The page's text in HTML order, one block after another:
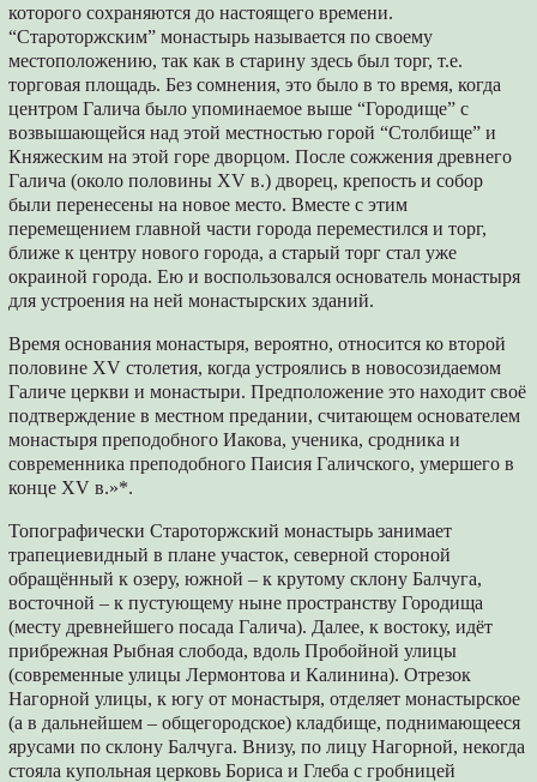
которого сохраняются до настоящего времени.
“Староторжским” монастырь называется по своему
местоположению, так как в старину здесь был торг, т.е.
торговая площадь. Без сомнения, это было в то время, когда
центром Галича было упоминаемое выше “Городище” с
возвышающейся над этой местностью горой “Столбище” и
Княжеским на этой горе дворцом. После сожжения древнего
Галича (около половины XV в.) дворец, крепость и собор
были перенесены на новое место. Вместе с этим
перемещением главной части города переместился и торг,
ближе к центру нового города, а старый торг стал уже
окраиной города. Ею и воспользовался основатель монастыря
для устроения на ней монастырских зданий.
Время основания монастыря, вероятно, относится ко второй
половине XV столетия, когда устроялись в новосозидаемом
Галиче церкви и монастыри. Предположение это находит своё
подтверждение в местном предании, считающем основателем
монастыря преподобного Иакова, ученика, сродника и
современника преподобного Паисия Галичского, умершего в
конце XV в.»*.
Топографически Староторжский монастырь занимает
трапециевидный в плане участок, северной стороной
обращённый к озеру, южной – к крутому склону Балчуга,
восточной – к пустующему ныне пространству Городища
(месту древнейшего посада Галича). Далее, к востоку, идёт
прибрежная Рыбная слобода, вдоль Пробойной улицы
(современные улицы Лермонтова и Калинина). Отрезок
Нагорной улицы, к югу от монастыря, отделяет монастырское
(а в дальнейшем – общегородское) кладбище, поднимающееся
ярусами по склону Балчуга. Внизу, по лицу Нагорной, некогда
стояла купольная церковь Бориса и Глеба с гробницей